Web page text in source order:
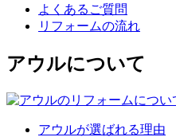
よくあるご質問
リフォームの流れ
アウルについて
アウルが選ばれる理由